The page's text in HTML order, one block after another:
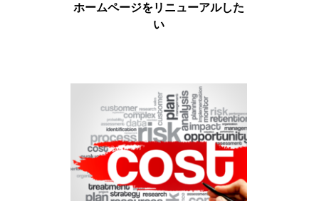
ホームページをリニューアルした
い